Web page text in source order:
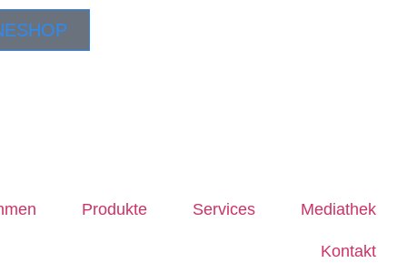
Produkte Services Mediathek
Kontakt